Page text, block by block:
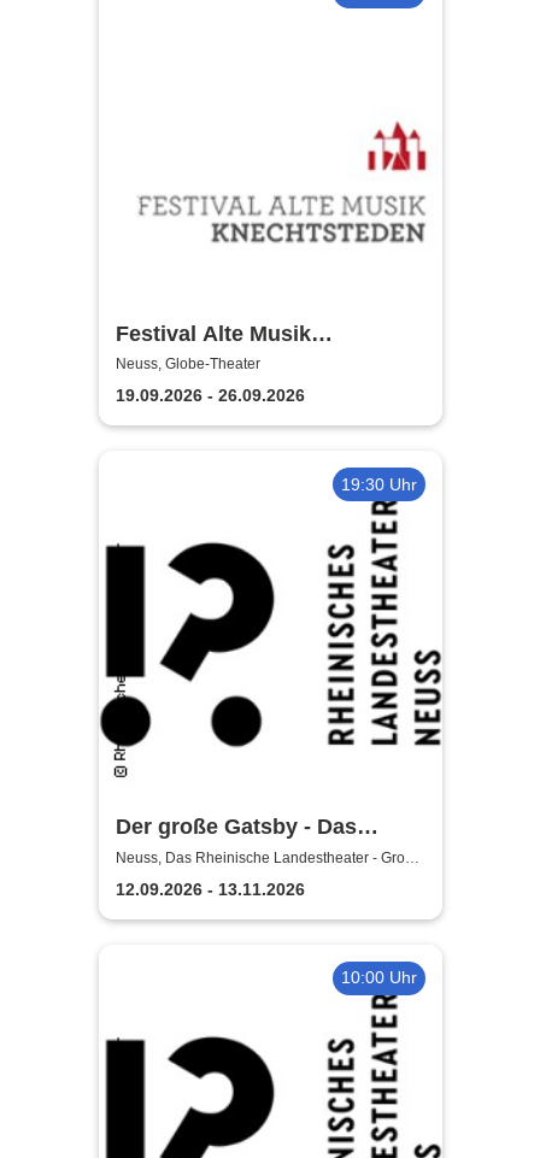
Festival Alte Musik
Knechtsteden
Neuss, Globe-Theater
19.09.2026 - 26.09.2026
19:30 Uhr
Der große Gatsby - Das
Rheinische Landestheater
Neuss
Neuss, Das Rheinische Landestheater - Große
Bühne
12.09.2026 - 13.11.2026
10:00 Uhr